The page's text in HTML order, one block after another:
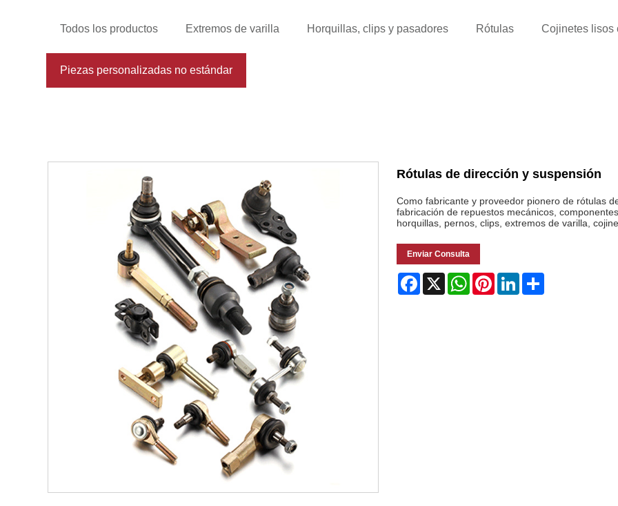
Todos los productos Extremos de varilla Horquillas, clips y pasadores Rótulas Cojinetes lisos
Piezas personalizadas no estándar
Rótulas de dirección y suspensión
Como fabricante y proveedor pionero de rótulas
fabricación de repuestos mecánicos,
horquillas, pernos, clips, extremos de varilla,
Enviar Consulta
Facebook
X WhatsAppPinterestLinkedIn